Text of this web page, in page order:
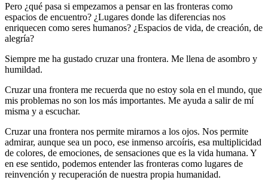
Pero ¿qué pasa si empezamos a pensar en las fronteras como
espacios de encuentro? ¿Lugares donde las diferencias nos
enriquecen como seres humanos? ¿Espacios de vida, de creación, de
alegría?
Siempre me ha gustado cruzar una frontera. Me llena de asombro y
humildad.
Cruzar una frontera me recuerda que no estoy sola en el mundo, que
mis problemas no son los más importantes. Me ayuda a salir de mí
misma y a escuchar.
Cruzar una frontera nos permite mirarnos a los ojos. Nos permite
admirar, aunque sea un poco, ese inmenso arcoíris, esa multiplicidad
de colores, de emociones, de sensaciones que es la vida humana. Y
en ese sentido, podemos entender las fronteras como lugares de
reinvención y recuperación de nuestra propia humanidad.